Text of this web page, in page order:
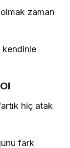
zaman
kendinle
hiç atak
fark